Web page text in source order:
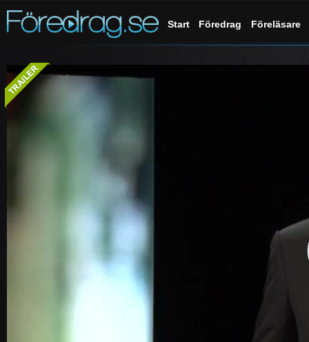
Start Föredrag Föreläsare